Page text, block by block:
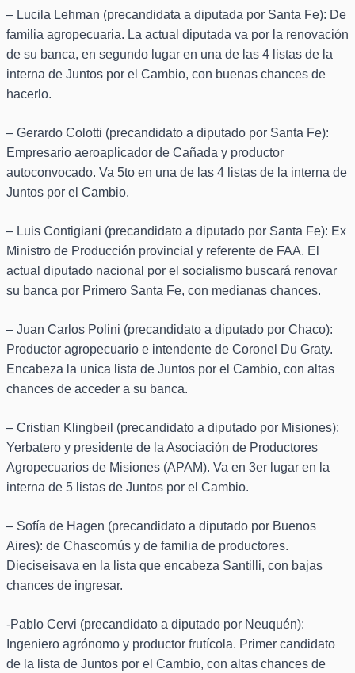
– Lucila Lehman (precandidata a diputada por Santa Fe): De
familia agropecuaria. La actual diputada va por la renovación
de su banca, en segundo lugar en una de las 4 listas de la
interna de Juntos por el Cambio, con buenas chances de
hacerlo.
– Gerardo Colotti (precandidato a diputado por Santa Fe):
Empresario aeroaplicador de Cañada y productor
autoconvocado. Va 5to en una de las 4 listas de la interna de
Juntos por el Cambio.
– Luis Contigiani (precandidato a diputado por Santa Fe): Ex
Ministro de Producción provincial y referente de FAA. El
actual diputado nacional por el socialismo buscará renovar
su banca por Primero Santa Fe, con medianas chances.
– Juan Carlos Polini (precandidato a diputado por Chaco):
Productor agropecuario e intendente de Coronel Du Graty.
Encabeza la unica lista de Juntos por el Cambio, con altas
chances de acceder a su banca.
– Cristian Klingbeil (precandidato a diputado por Misiones):
Yerbatero y presidente de la Asociación de Productores
Agropecuarios de Misiones (APAM). Va en 3er lugar en la
interna de 5 listas de Juntos por el Cambio.
– Sofía de Hagen (precandidato a diputado por Buenos
Aires): de Chascomús y de familia de productores.
Dieciseisava en la lista que encabeza Santilli, con bajas
chances de ingresar.
-Pablo Cervi (precandidato a diputado por Neuquén):
Ingeniero agrónomo y productor frutícola. Primer candidato
de la lista de Juntos por el Cambio, con altas chances de